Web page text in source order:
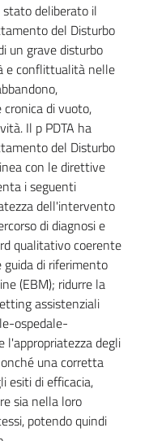
deliberato il
del Disturbo
un grave disturbo
e conflittualità nelle
di vuoto,
Il p PDTA ha
del Disturbo
con le direttive
i seguenti
dell'intervento
di diagnosi e
qualitativo coerente
di riferimento
(EBM); ridurre la
assistenziali
ospedale-
l'appropriatezza degli
una corretta
esiti di efficacia,
sia nella loro
potendo quindi